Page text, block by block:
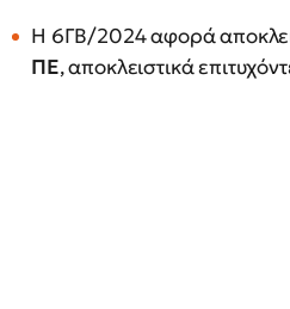
Η 6ΓΒ/2024 αφορά
ΠΕ, αποκλειστικά